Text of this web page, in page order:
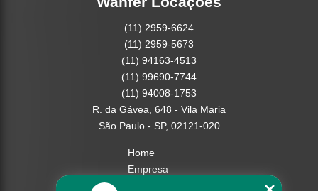
(11) 2959-6624
(11) 2959-5673
(11) 94163-4513
(11) 99690-7744
(11) 94008-1753
R. da Gávea, 648 - Vila Maria
São Paulo - SP, 02121-020
Home
Empresa